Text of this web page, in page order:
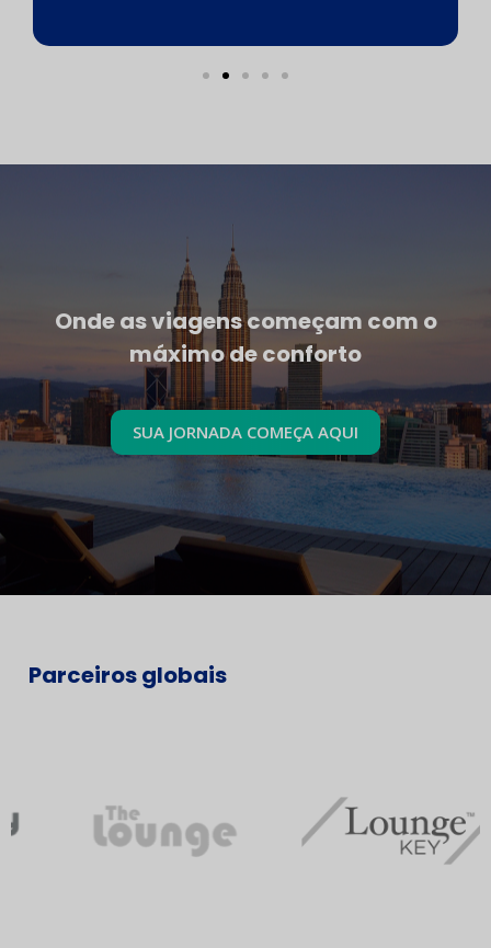
Onde as viagens começam com o
máximo de conforto
SUA JORNADA COMEÇA AQUI
Parceiros globais